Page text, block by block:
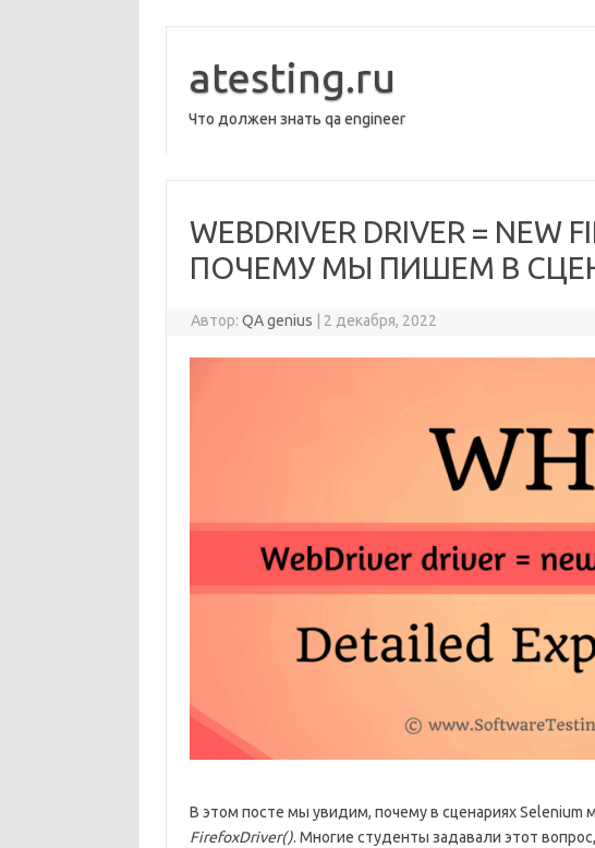
содержимому
atesting.ru
Что должен знать qa engineer
WEBDRIVER DRIVER = NEW
ПОЧЕМУ МЫ ПИШЕМ В
Автор:QA genius 2 декабря, 2022
В этом посте мы увидим, почему в сценариях Selenium
FirefoxDriver(). Многие студенты задавали этот